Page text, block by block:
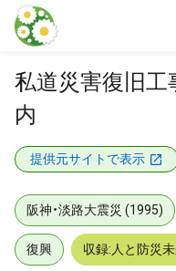
本文に飛ぶ
私道災害復旧
内
提供元サイトで表示
阪神・淡路大震災 (1995)
復興 収録:人と防災